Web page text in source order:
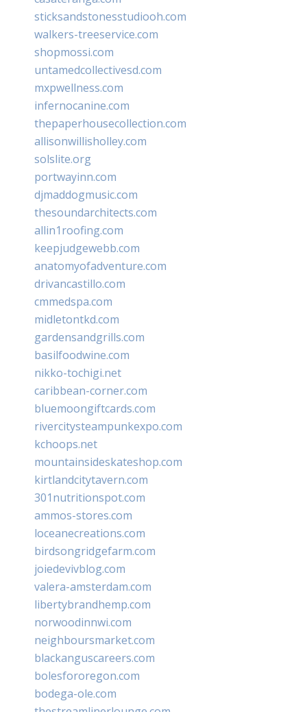
sticksandstonesstudiooh.com
walkers-treeservice.com
shopmossi.com
untamedcollectivesd.com
mxpwellness.com
infernocanine.com
thepaperhousecollection.com
allisonwillisholley.com
solslite.org
portwayinn.com
djmaddogmusic.com
thesoundarchitects.com
allin1roofing.com
keepjudgewebb.com
anatomyofadventure.com
drivancastillo.com
cmmedspa.com
midletontkd.com
gardensandgrills.com
basilfoodwine.com
nikko-tochigi.net
caribbean-corner.com
bluemoongiftcards.com
rivercitysteampunkexpo.com
kchoops.net
mountainsideskateshop.com
kirtlandcitytavern.com
301nutritionspot.com
ammos-stores.com
loceanecreations.com
birdsongridgefarm.com
joiedevivblog.com
valera-amsterdam.com
libertybrandhemp.com
norwoodinnwi.com
neighboursmarket.com
blackanguscareers.com
bolesfororegon.com
bodega-ole.com